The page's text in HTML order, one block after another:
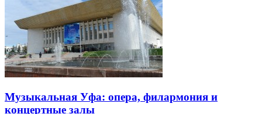
Музыкальная Уфа: опера, филармония и
концертные залы